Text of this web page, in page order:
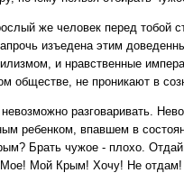
же человек перед тобой
изъедена этим
и нравственные
обществе, не проникают в
разговаривать.
ребенком, впавшем в
Брать чужое - плохо.
Мой Крым! Хочу! Не отдам!